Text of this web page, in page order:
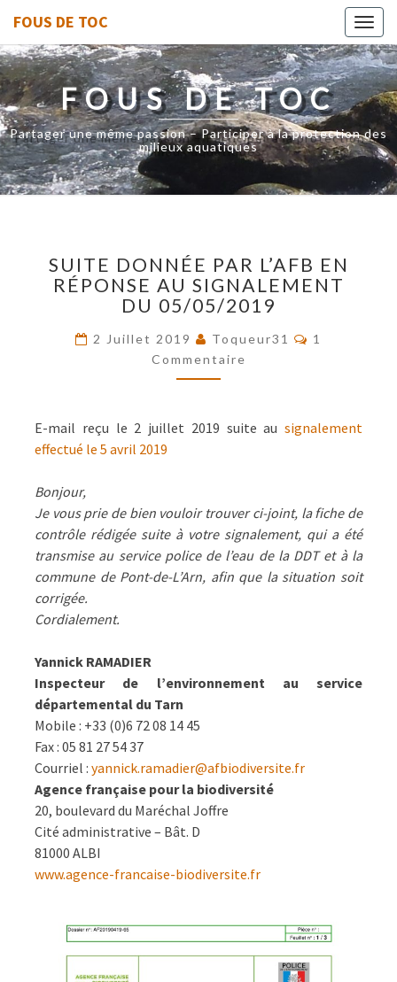
FOUS DE TOC
FOUS DE TOC
Partager une même passion – Participer à la protection des
milieux aquatiques
DONNÉE
PAR
L’AFB
RÉPONSE
AU
SIGNALEMENT
05/05/2019
SUITE DONNÉE PAR L’AFB EN
RÉPONSE AU SIGNALEMENT
DU 05/05/2019
2 Juillet 2019 Toqueur31
1
Commentaire
E-mail reçu le 2 juillet 2019 suite au signalement
effectué le 5 avril 2019
Bonjour,
Je vous prie de bien vouloir trouver ci-joint, la fiche de
contrôle rédigée suite à votre signalement, qui a été
transmise au service police de l’eau de la DDT et à la
commune de Pont-de-L’Arn, afin que la situation soit
corrigée.
Cordialement.
Yannick RAMADIER
Inspecteur de l’environnement au service
départemental du Tarn
Mobile : +33 (0)6 72 08 14 45
Fax : 05 81 27 54 37
Courriel : yannick.ramadier@afbiodiversite.fr
Agence française pour la biodiversité
20, boulevard du Maréchal Joffre
Cité administrative – Bât. D
81000 ALBI
www.agence-francaise-biodiversite.fr